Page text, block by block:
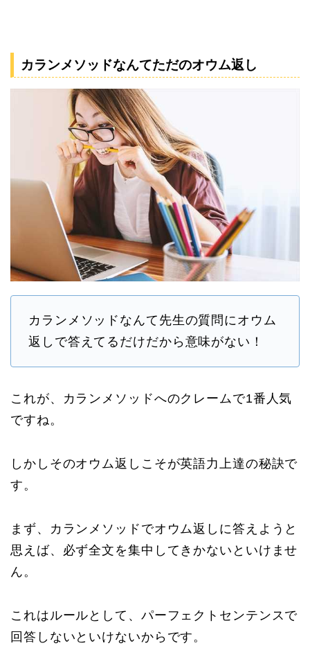
カランメソッドなんてただのオウム返し
カランメソッドなんて先生の質問にオウム
返しで答えてるだけだから意味がない！
これが、カランメソッドへのクレームで1番人気
ですね。
しかしそのオウム返しこそが英語力上達の秘訣で
す。
まず、カランメソッドでオウム返しに答えようと
思えば、必ず全文を集中してきかないといけませ
ん。
これはルールとして、パーフェクトセンテンスで
回答しないといけないからです。